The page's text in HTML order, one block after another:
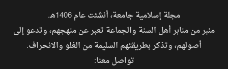
مجلة إسلامية جامعة، أنشئت عام 1406هـ.
منبر من منابر أهل السنة والجماعة تعبر عن منهجهم، وتدعو إلى
أصولهم، وتذكر بطريقتهم السليمة من الغلو والانحراف.
تواصل معنا: